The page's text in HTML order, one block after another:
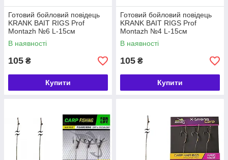
Готовий бойловий повідець
KRANK BAIT RIGS Prof
Montazh №6 L-15см
В наявності
105 ₴
Купити
Готовий бойловий повідець
KRANK BAIT RIGS Prof
Montazh №4 L-15см
В наявності
105 ₴
Купити